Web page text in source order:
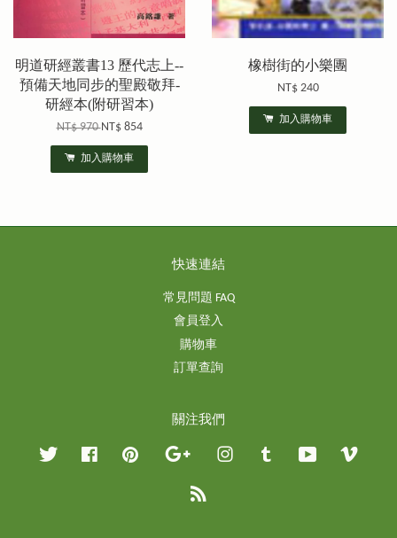
明道研經叢書13 歷代志上--
預備天地同步的聖殿敬拜-
研經本(附研習本)
NT$ 970NT$ 854
加入購物車
橡樹街的小樂團
NT$ 240
加入購物車
快速連結
常見問題 FAQ
會員登入
購物車
訂單查詢
關注我們
Twitter Facebook Pinterest Google InstagramTumblr YouTube